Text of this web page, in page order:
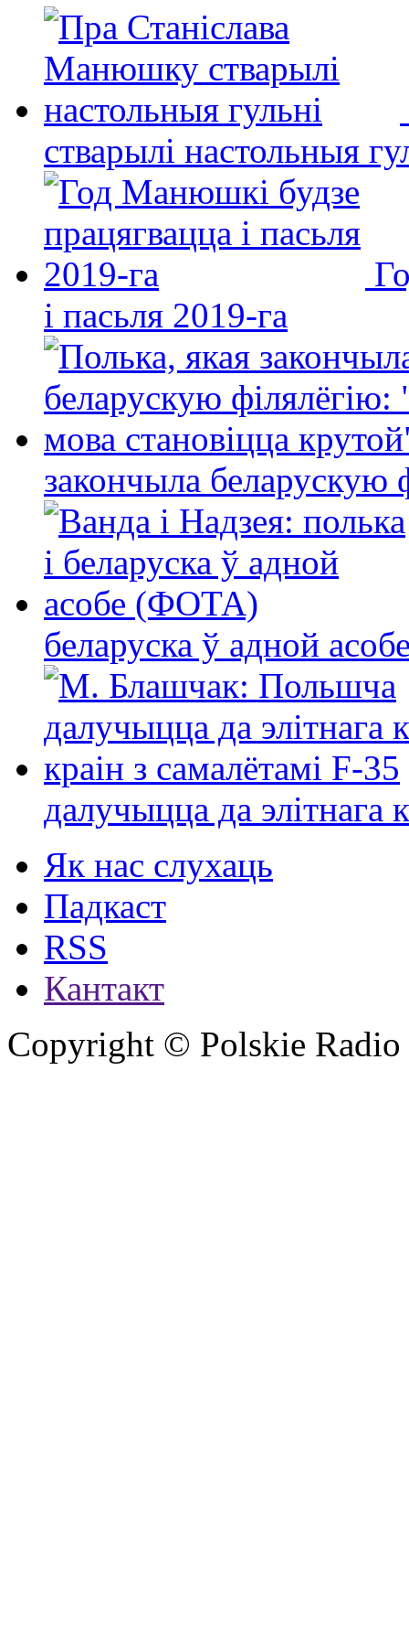
стварылі настольныя
і пасьля 2019-га
закончыла беларускую
беларуска ў адной
далучыцца да элітнага
Як нас слухаць
Падкаст
RSS
Кантакт
Copyright © Polskie